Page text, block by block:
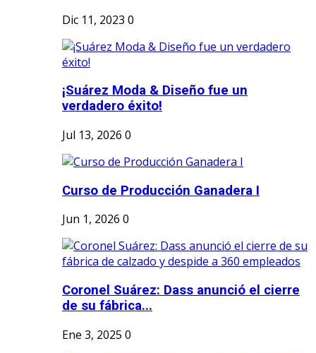
Dic 11, 2023 0
¡Suárez Moda & Diseño fue un
verdadero éxito!
Jul 13, 2026 0
Curso de Producción Ganadera I
Jun 1, 2026 0
Coronel Suárez: Dass anunció el cierre
de su fábrica...
Ene 3, 2025 0